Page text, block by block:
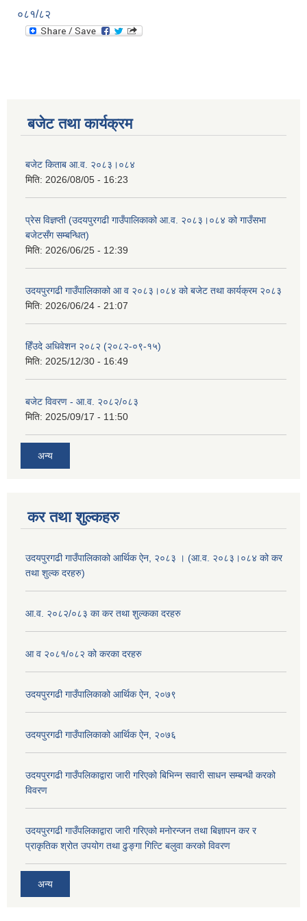
०८१/८२
बजेट तथा कार्यक्रम
बजेट किताब आ.व. २०८३।०८४
मिति: 2026/08/05 - 16:23
प्रेस विज्ञप्ती (उदयपुरगढी गाउँपालिकाको आ.व. २०८३।०८४ को गाउँसभा
बजेटसँग सम्बन्धित)
मिति: 2026/06/25 - 12:39
उदयपुरगढी गाउँपालिकाको आ व २०८३।०८४ को बजेट तथा कार्यक्रम २०८३
मिति: 2026/06/24 - 21:07
हिँउदे अधिवेशन २०८२ (२०८२-०९-१५)
मिति: 2025/12/30 - 16:49
बजेट विवरण - आ.व. २०८२/०८३
मिति: 2025/09/17 - 11:50
अन्य
कर तथा शुल्कहरु
उदयपुरगढी गाउँपालिकाको आर्थिक ऐन, २०८३ । (आ.व. २०८३।०८४ को कर
तथा शुल्क दरहरु)
आ.व. २०८२/०८३ का कर तथा शुल्कका दरहरु
आ व २०८१/०८२ को करका दरहरु
उदयपुरगढी गाउँपालिकाको आर्थिक ऐन, २०७९
उदयपुरगढी गाउँपालिकाको आर्थिक ऐन, २०७६
उदयपुरगढी गाउँपलिकाद्वारा जारी गरिएको बिभिन्न सवारी साधन सम्बन्धी करको
विवरण
उदयपुरगढी गाउँपलिकाद्वारा जारी गरिएको मनोरन्जन तथा बिज्ञापन कर र
प्राकृतिक श्रोत उपयोग तथा ढुङ्गा गित्टि बलुवा करको विवरण
अन्य